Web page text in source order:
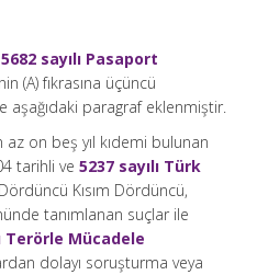
5682 sayılı Pasaport
(A) fıkrasına üçüncü
aşağıdaki paragraf eklenmiştir.
az on beş yıl kıdemi bulunan
tarihli ve 5237 sayılı Türk
Kısım Dördüncü,
tanımlanan suçlar ile
Terörle Mücadele
dolayı soruşturma veya